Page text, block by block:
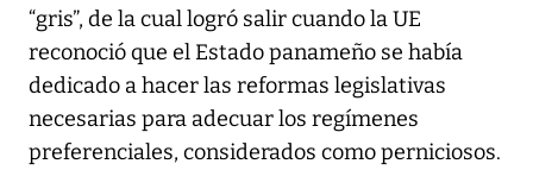
“gris”, de la cual logró salir cuando la UE
reconoció que el Estado panameño se había
dedicado a hacer las reformas legislativas
necesarias para adecuar los regímenes
preferenciales, considerados como perniciosos.